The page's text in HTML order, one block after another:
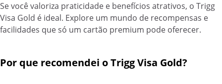
Se você valoriza praticidade e benefícios atrativos, o Trigg
Visa Gold é ideal. Explore um mundo de recompensas e
facilidades que só um cartão premium pode oferecer.
Por que recomendei o Trigg Visa Gold?